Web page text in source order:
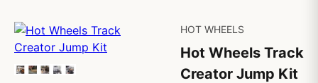
HOT WHEELS
Hot Wheels Track
Creator Jump Kit